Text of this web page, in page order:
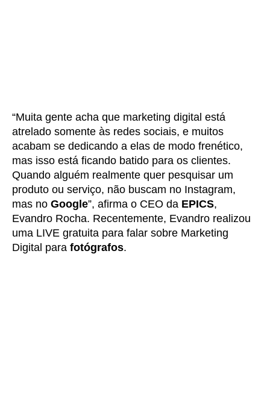
“Muita gente acha que marketing digital está
atrelado somente às redes sociais, e muitos
acabam se dedicando a elas de modo frenético,
mas isso está ficando batido para os clientes.
Quando alguém realmente quer pesquisar um
produto ou serviço, não buscam no Instagram,
mas no Google”, afirma o CEO da EPICS,
Evandro Rocha. Recentemente, Evandro realizou
uma LIVE gratuita para falar sobre Marketing
Digital para fotógrafos.